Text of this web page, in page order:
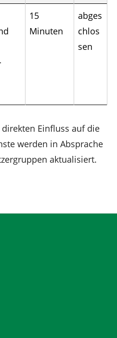
15
Minuten
abges
chlos
sen
Einfluss auf die
werden in Absprache
aktualisiert.